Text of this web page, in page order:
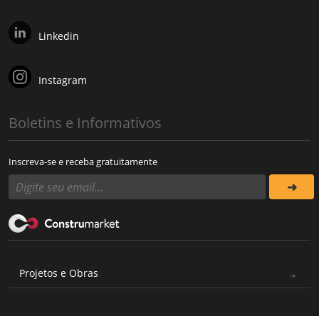
Linkedin
Instagram
Boletins e Informativos
Inscreva-se e receba gratuitamente
Projetos e Obras